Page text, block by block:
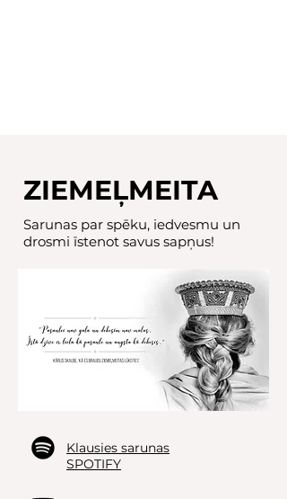
ZIEMEĻMEITA
Sarunas par spēku, iedvesmu un
drosmi īstenot savus sapņus!
Klausies sarunas
SPOTIFY